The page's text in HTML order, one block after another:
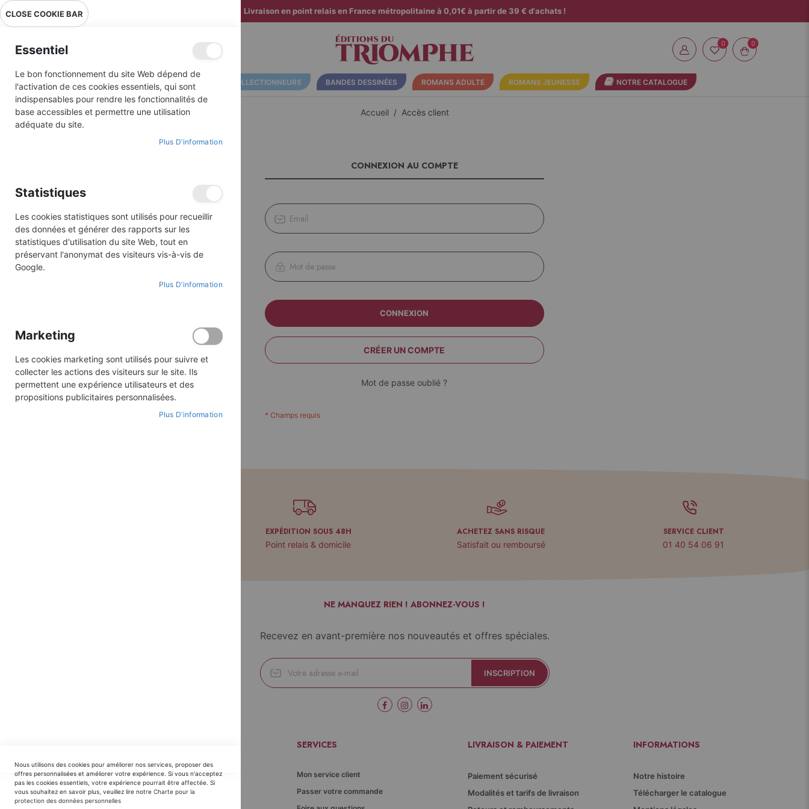
Livraison en point relais en France métropolitaine à 0,01€ à partir de 39 € d'achats !
0
ALBUMS ILLUSTRÉS BD COLLECTIONNEURS BANDES DESSINÉES ROMANS ADULTE ROMANS JEUNESSE NOTRE CATALOGUE
Accueil Accès client
CONNEXION AU COMPTE
CONNEXION
CRÉER UN COMPTE
Mot de passe oublié ?
EXPÉDITION SOUS 48H
Point relais & domicile
ACHETEZ SANS RISQUE
Satisfait ou remboursé
SERVICE CLIENT
01 40 54 06 91
NE MANQUEZ RIEN ! ABONNEZ-VOUS !
Recevez en avant-première nos nouveautés et offres spéciales.
INSCRIPTION
Horaires SAV :
du Lundi au Jeudi : 9h30 -12h30 / 14h - 17h30
Vendredi : 9h30 - 12h30 / 14h - 16h00
SERVICES
Mon service client
Passer votre commande
LIVRAISON & PAIEMENT
Paiement sécurisé
Modalités et tarifs de livraison
INFORMATIONS
Notre histoire
Télécharger le catalogue
CLOSE COOKIE BAR
Essentiel
Le bon fonctionnement du site Web dépend de
l'activation de ces cookies essentiels, qui sont
indispensables pour rendre les fonctionnalités de
base accessibles et permettre une utilisation
adéquate du site.
Plus D’information
Statistiques
Les cookies statistiques sont utilisés pour recueillir
des données et générer des rapports sur les
statistiques d'utilisation du site Web, tout en
préservant l'anonymat des visiteurs vis-à-vis de
Google.
Plus D’information
Marketing
Les cookies marketing sont utilisés pour suivre et
collecter les actions des visiteurs sur le site. Ils
permettent une expérience utilisateurs et des
propositions publicitaires personnalisées.
Plus D’information
Nous utilisons des cookies pour améliorer nos services, proposer des
offres personnalisées et améliorer votre expérience. Si vous n'acceptez
pas les cookies essentiels, votre expérience pourrait être affectée. Si
vous souhaitez en savoir plus, veuillez lire notre Charte pour la
protection des données personnelles